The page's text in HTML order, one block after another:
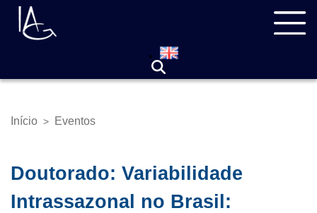
Pular
para
Trilha
Início > Eventos
Doutorado: Variabilidade
Intrassazonal no Brasil: